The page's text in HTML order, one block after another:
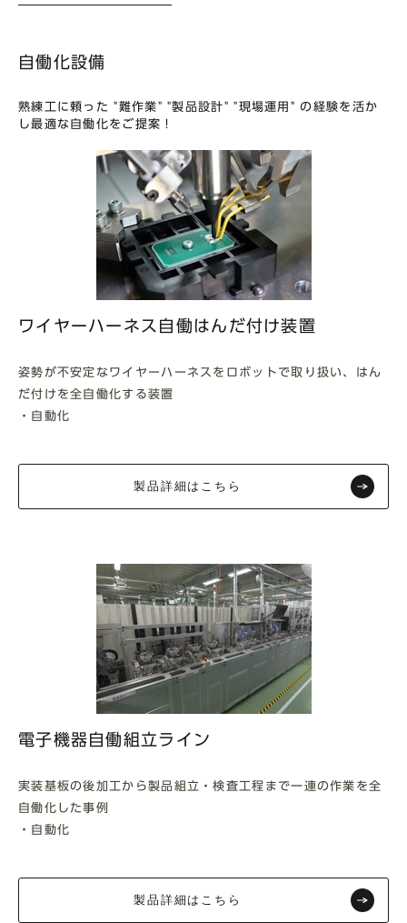
自働化設備
熟練工に頼った "難作業" "製品設計" "現場運用" の経験を活か
し最適な自働化をご提案！
ワイヤーハーネス自働はんだ付け装置
姿勢が不安定なワイヤーハーネスをロボットで取り扱い、はん
だ付けを全自働化する装置
・自動化
製品詳細はこちら
電子機器自働組立ライン
実装基板の後加工から製品組立・検査工程まで一連の作業を全
自働化した事例
・自動化
製品詳細はこちら